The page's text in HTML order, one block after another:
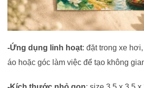
-Ứng dụng linh hoạt: đặt trong xe
áo hoặc góc làm việc để tạo không